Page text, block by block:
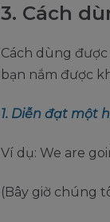
3. Cách
Cách dùng
bạn nắm được
1. Diễn đạt một
Ví dụ: We are
(Bây giờ chúng